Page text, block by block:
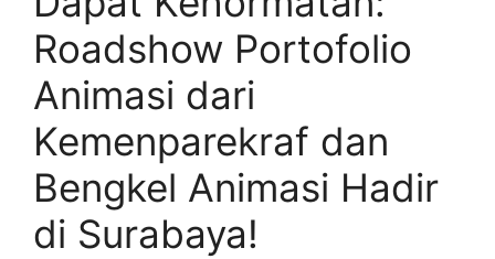
Roadshow Portofolio
Animasi dari
Kemenparekraf dan
Bengkel Animasi Hadir
di Surabaya!